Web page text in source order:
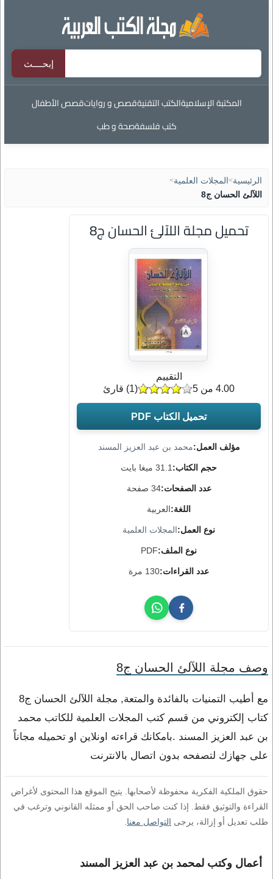
المكتبة الإسلاميةالكتب التقنيةقصص و رواياتقصص الأطفال
كتب فلسفةصحة و طب
الرئيسية> المجلات العلمية>
اللآلئ الحسان ج8
تحميل مجلة اللآلئ الحسان ج8
مؤلف العمل:محمد بن عبد العزيز المسند
حجم الكتاب: 31.1 ميغا بايت
عدد الصفحات:34 صفحة
اللغة:العربية
نوع العمل:المجلات العلمية
نوع الملف:PDF
عدد القراءات:130 مرة
التقييم
(
1) قارئ 4.00 من 5
تحميل الكتاب PDF
وصف مجلة اللآلئ الحسان ج8
مع أطيب التمنيات بالفائدة والمتعة, مجلة اللآلئ الحسان ج8
كتاب إلكتروني من قسم كتب المجلات العلمية للكاتب محمد
بن عبد العزيز المسند .بامكانك قراءته اونلاين او تحميله مجاناً
على جهازك لتصفحه بدون اتصال بالانترنت
حقوق الملكية الفكرية محفوظة لأصحابها. يتيح الموقع هذا المحتوى لأغراض
القراءة والتوثيق فقط. إذا كنت صاحب الحق أو ممثله القانوني وترغب في
طلب تعديل أو إزالة، يرجى التواصل معنا
أعمال وكتب لمحمد بن عبد العزيز المسند